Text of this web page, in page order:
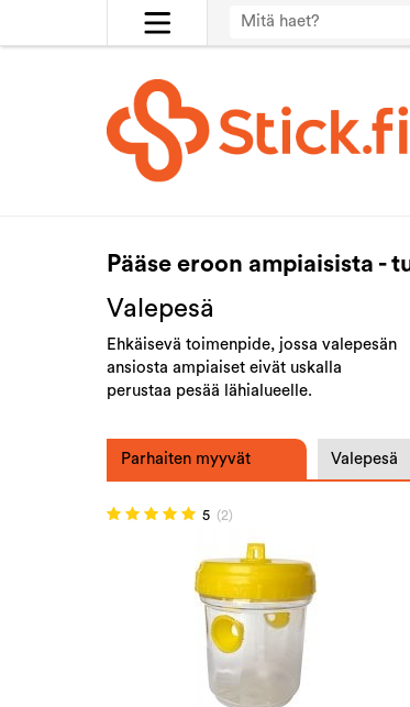
Pääse eroon ampiaisista -
Valepesä
Ehkäisevä toimenpide, jossa valepesän
ansiosta ampiaiset eivät uskalla
perustaa pesää lähialueelle.
Parhaiten myyvät Valepesä
5 (2)